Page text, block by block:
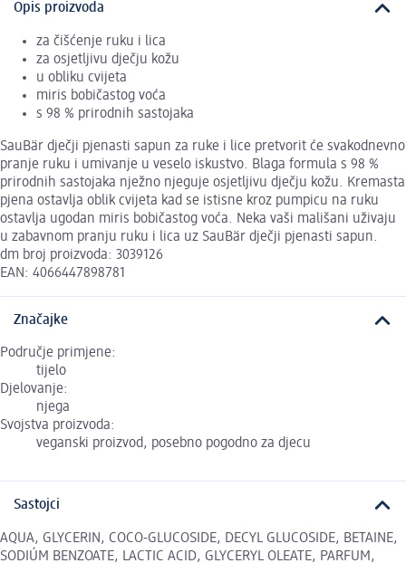
Opis proizvoda
za čišćenje ruku i lica
za osjetljivu dječju kožu
u obliku cvijeta
miris bobičastog voća
s 98 % prirodnih sastojaka
SauBär dječji pjenasti sapun za ruke i lice pretvorit će svakodnevno
pranje ruku i umivanje u veselo iskustvo. Blaga formula s 98 %
prirodnih sastojaka nježno njeguje osjetljivu dječju kožu. Kremasta
pjena ostavlja oblik cvijeta kad se istisne kroz pumpicu na ruku
ostavlja ugodan miris bobičastog voća. Neka vaši mališani uživaju
u zabavnom pranju ruku i lica uz SauBär dječji pjenasti sapun.
dm broj proizvoda: 3039126
EAN: 4066447898781
Značajke
Područje primjene:
tijelo
Djelovanje:
njega
Svojstva proizvoda:
veganski proizvod, posebno pogodno za djecu
Sastojci
AQUA, GLYCERIN, COCO-GLUCOSIDE, DECYL GLUCOSIDE, BETAINE,
SODIÚM BENZOATE, LACTIC ACID, GLYCERYL OLEATE, PARFUM,